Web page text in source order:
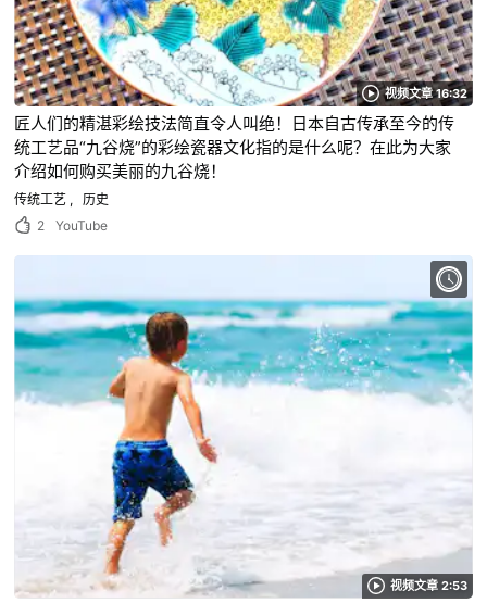
视频文章 16:32
匠人们的精湛彩绘技法简直令人叫绝！日本自古传承至今的传
统工艺品“九谷烧”的彩绘瓷器文化指的是什么呢？在此为大家
介绍如何购买美丽的九谷烧！
传统工艺
历史
2
YouTube
视频文章 2:53